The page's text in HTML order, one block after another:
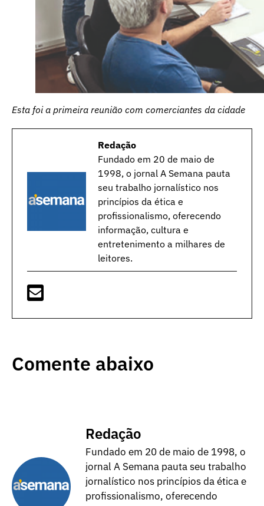
Esta foi a primeira reunião com comerciantes da cidade
Redação
Fundado em 20 de maio de
1998, o jornal A Semana pauta
seu trabalho jornalístico nos
princípios da ética e
profissionalismo, oferecendo
informação, cultura e
entretenimento a milhares de
leitores.
Comente abaixo
Redação
Fundado em 20 de maio de 1998, o
jornal A Semana pauta seu trabalho
jornalístico nos princípios da ética e
profissionalismo, oferecendo